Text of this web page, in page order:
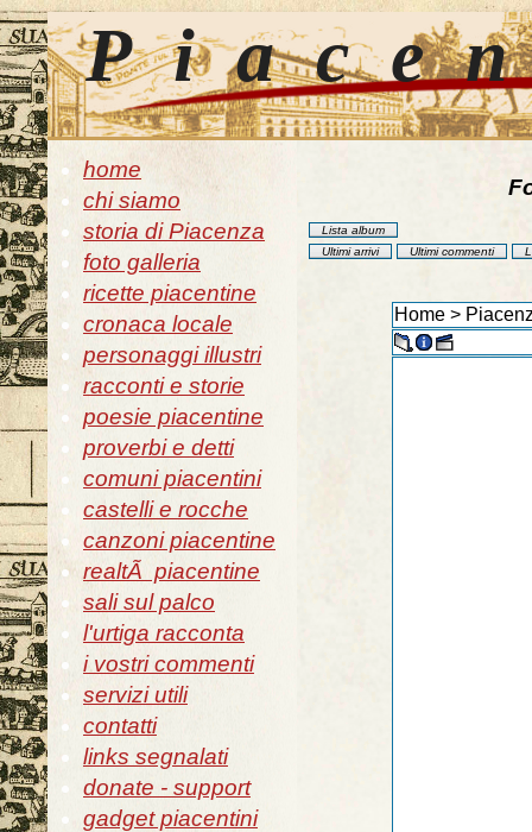
home
chi siamo
storia di Piacenza
foto galleria
ricette piacentine
cronaca locale
personaggi illustri
racconti e storie
poesie piacentine
proverbi e detti
comuni piacentini
castelli e rocche
canzoni piacentine
realtÃ piacentine
sali sul palco
l'urtiga racconta
i vostri commenti
servizi utili
contatti
links segnalati
donate - support
gadget piacentini
Lista album
Ultimi arrivi
Ultimi commenti
Home >